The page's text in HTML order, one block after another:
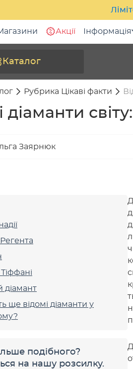
Акції Інформація
Каталог
Рубрика Цікаві факти
діаманти
Заярнюк
діамант
ще відомі діаманти у
подібного?
на нашу розсилку.